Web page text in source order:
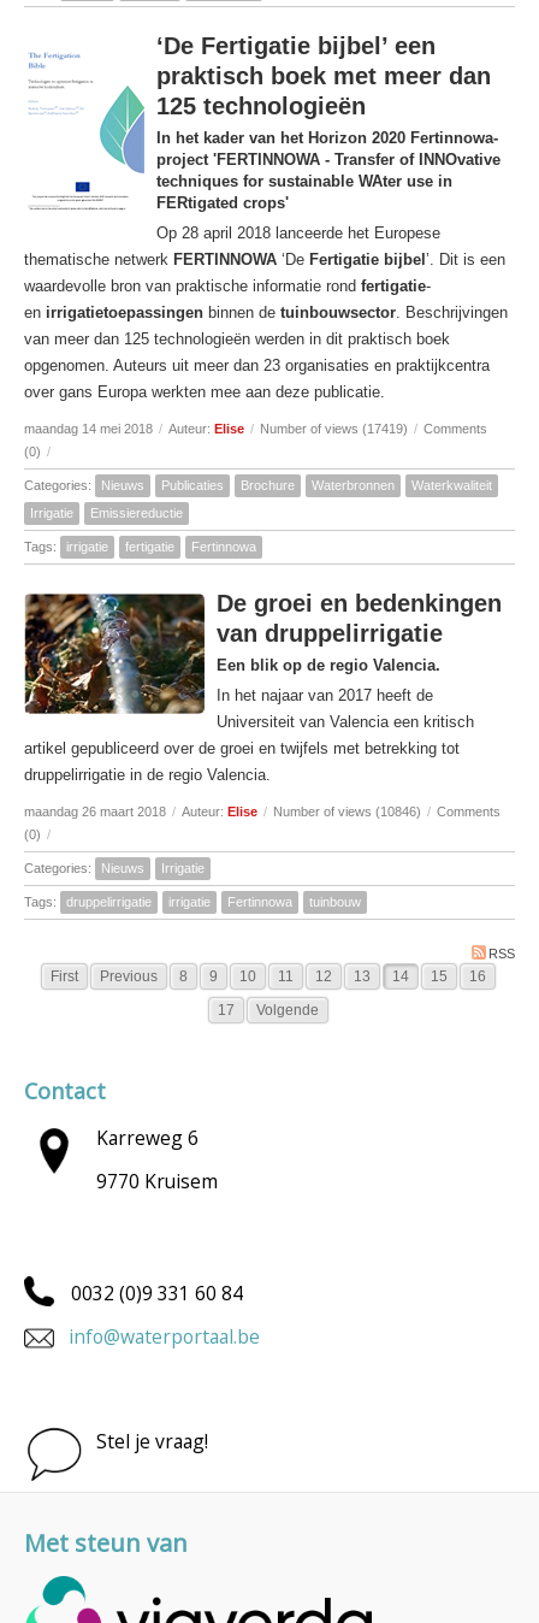
‘De Fertigatie bijbel’ een
praktisch boek met meer dan
125 technologieën
In het kader van het Horizon 2020 Fertinnowa-
project 'FERTINNOWA - Transfer of INNOvative
techniques for sustainable WAter use in
FERtigated crops'
Op 28 april 2018 lanceerde het Europese
thematische netwerk FERTINNOWA ‘De Fertigatie bijbel ’. Dit is een
waardevolle bron van praktische informatie rond fertigatie-
en irrigatietoepassingen binnen de tuinbouwsector. Beschrijvingen
van meer dan 125 technologieën werden in dit praktisch boek
opgenomen. Auteurs uit meer dan 23 organisaties en praktijkcentra
over gans Europa werkten mee aan deze publicatie.
maandag 14 mei 2018 / Auteur: Elise / Number of views (17419) / Comments
(0) /
Categories: Nieuws Publicaties Brochure Waterbronnen
Waterkwaliteit
Irrigatie
Emissiereductie
Tags: irrigatie fertigatie Fertinnowa
De groei en bedenkingen
van druppelirrigatie
Een blik op de regio Valencia.
In het najaar van 2017 heeft de
Universiteit van Valencia een kritisch
artikel gepubliceerd over de groei en twijfels met betrekking tot
druppelirrigatie in de regio Valencia.
maandag 26 maart 2018 / Auteur: Elise / Number of views (10846) / Comments
(0) /
Categories: Nieuws Irrigatie
Tags: druppelirrigatie irrigatie Fertinnowa tuinbouw
RSS
First Previous 8 9 10 11 12 13 14 15
16
17
Volgende
Contact
Karreweg 6
9770 Kruisem
0032 (0)9 331 60 84
info@waterportaal.be
Stel je vraag!
Met steun van